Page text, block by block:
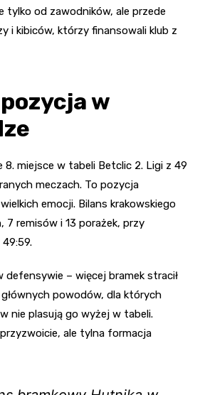
tylko od zawodników, ale przede
i kibiców, którzy finansowali klub z
w
8. miejsce w tabeli Betclic 2. Ligi z 49
meczach. To pozycja
emocji. Bilans krakowskiego
7 remisów i 13 porażek, przy
defensywie – więcej bramek stracił
powodów, dla których
nie plasują go wyżej w tabeli.
ale tylna formacja